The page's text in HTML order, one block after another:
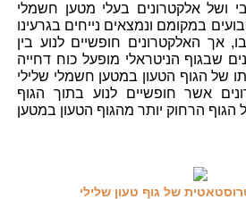
ושל אלקטרונים בעלי מטען חשמלי
במקומם ונמצאים נייחים בגרעינו
אך האלקטרונים חופשיים לנוע בין
שבגוף הניטראלי מופעל כוח דחייה
של הגוף הטעון במטען חשמלי שלילי
אשר חופשיים לנוע בתוך הגוף
הגוף הרחוק יותר מהגוף הטעון במטען
של גוף טעון שלילי